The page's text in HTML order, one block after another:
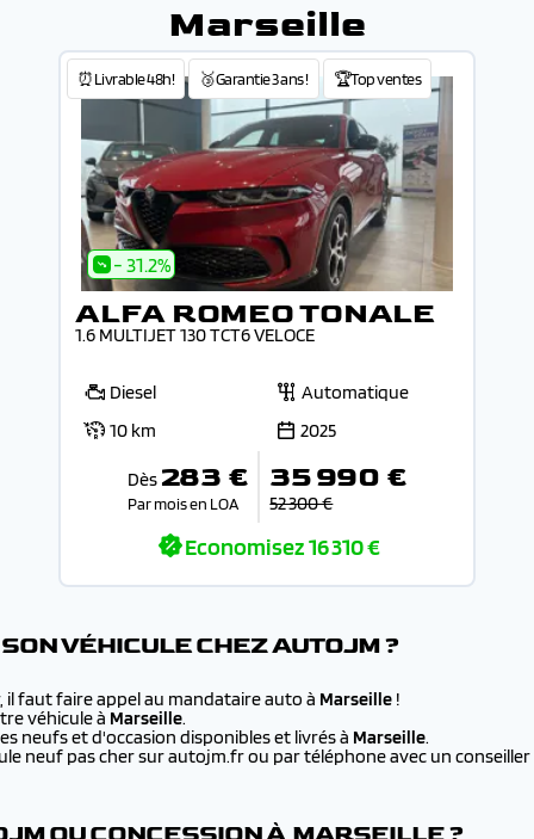
Marseille
⏰Livrable 48h! 🥉Garantie 3 ans ! 🏆Top ventes
- 31.2%
ALFA ROMEO TONALE
1.6 MULTIJET 130 TCT6 VELOCE
Diesel
Automatique
10 km
2025
Dès 283 €
Par mois en LOA
35 990 €
52 300 €
Economisez16 310 €
VÉHICULE CHEZ AUTOJM ?
faut faire appel au mandataire auto à Marseille !
véhicule à Marseille.
neufs et d'occasion disponibles et livrés à Marseille.
neuf pas cher sur autojm.fr ou par téléphone avec un conseiller